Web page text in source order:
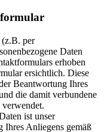
per
Daten
erhoben
ersichtlich. Diese
Beantwortung Ihres
die damit verbundene
ist unser
Ihres Anliegens gemäß